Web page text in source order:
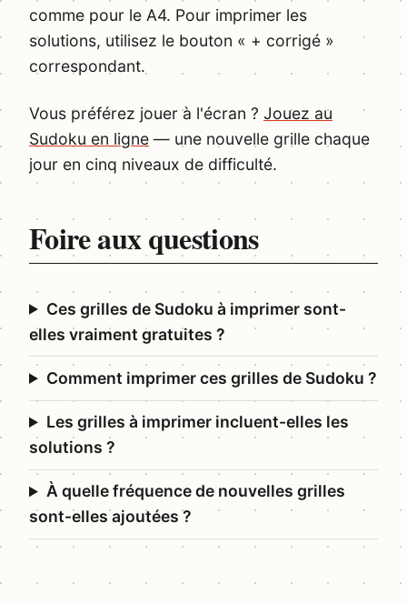
comme pour le A4. Pour imprimer les
solutions, utilisez le bouton « + corrigé »
correspondant.
Vous préférez jouer à l'écran ? Jouez au
Sudoku en ligne — une nouvelle grille chaque
jour en cinq niveaux de difficulté.
Foire aux questions
Ces grilles de Sudoku à imprimer sont-
elles vraiment gratuites ?
Comment imprimer ces grilles de Sudoku ?
Les grilles à imprimer incluent-elles les
solutions ?
À quelle fréquence de nouvelles grilles
sont-elles ajoutées ?